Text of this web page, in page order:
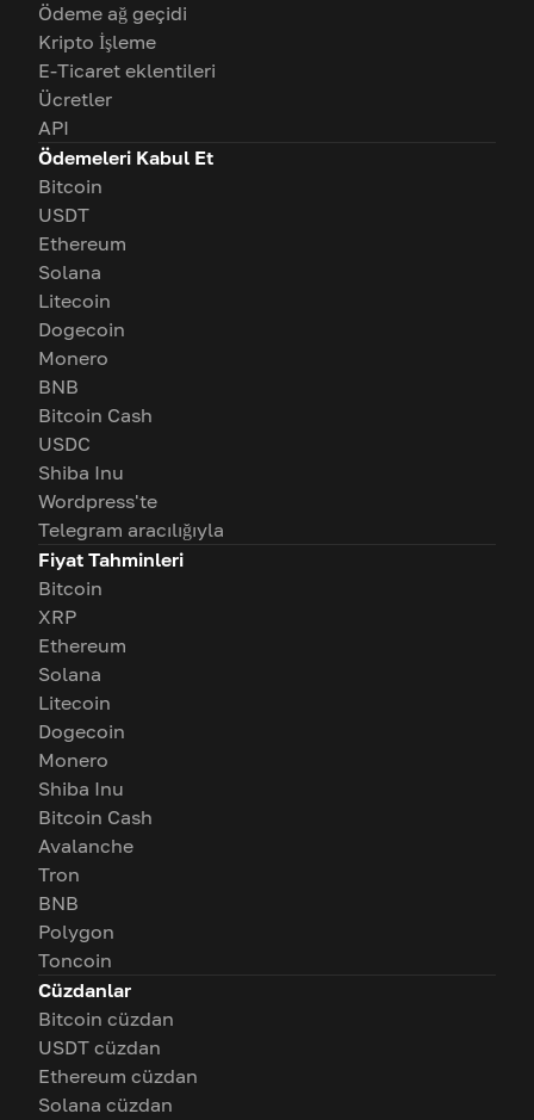
Ödeme ağ geçidi
Kripto İşleme
E-Ticaret eklentileri
Ücretler
API
Ödemeleri Kabul Et
Bitcoin
USDT
Ethereum
Solana
Litecoin
Dogecoin
Monero
BNB
Bitcoin Cash
USDC
Shiba Inu
Wordpress'te
Telegram aracılığıyla
Fiyat Tahminleri
Bitcoin
XRP
Ethereum
Solana
Litecoin
Dogecoin
Monero
Shiba Inu
Bitcoin Cash
Avalanche
Tron
BNB
Polygon
Toncoin
Cüzdanlar
Bitcoin cüzdan
USDT cüzdan
Ethereum cüzdan
Solana cüzdan